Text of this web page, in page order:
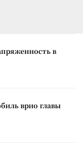
в
врио главы